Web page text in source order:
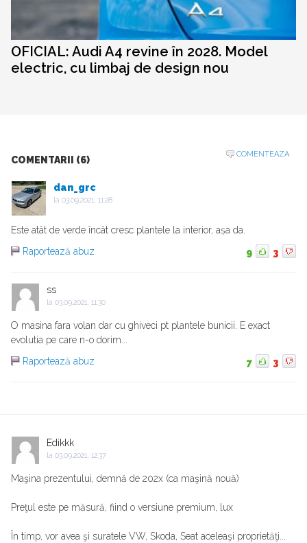
OFICIAL: Audi A4 revine în 2028. Model
electric, cu limbaj de design nou
COMENTARII (6)
COMENTEAZA
dan_grc
la 03.09.2021, 11:28
Este atât de verde încât cresc plantele la interior, așa da.
Raportează abuz
9 3
ss
la 03.09.2021, 11:30
O masina fara volan dar cu ghiveci pt plantele bunicii. E exact
evolutia pe care n-o dorim...
Raportează abuz
7 3
Edikkk
la 03.09.2021, 12:37
Maşina prezentului, demnă de 202x (ca maşină nouă)
Preţul este pe măsură, fiind o versiune premium, lux
În timp, vor avea şi suratele VW, Skoda, Seat aceleaşi proprietăţi...